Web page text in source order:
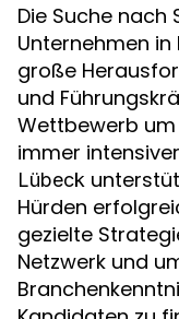
Die Suche nach
Unternehmen
große
und
Wettbewerb
immer
Lübeck
Hürden
gezielte
Netzwerk und